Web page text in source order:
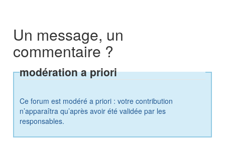
Un message, un
commentaire ?
modération a priori
Ce forum est modéré a priori : votre contribution
n’apparaîtra qu’après avoir été validée par les
responsables.